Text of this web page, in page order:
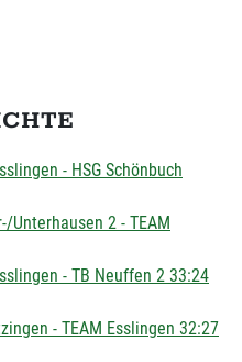
- HSG Schönbuch
Unterhausen 2 - TEAM
- TB Neuffen 2 33:24
- TEAM Esslingen 32:27